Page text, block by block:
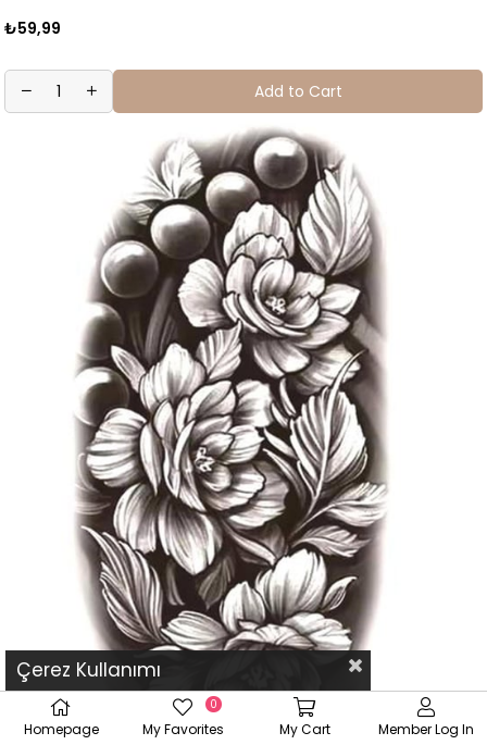
₺59,99
Add to Cart
Çerez Kullanımı
Homepage My Favorites
0
My Cart Member Log In